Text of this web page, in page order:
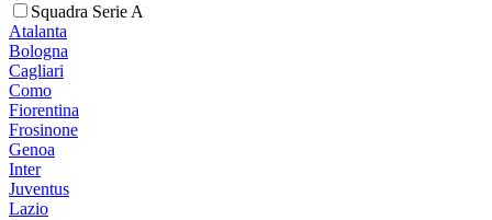
Squadra Serie A
Atalanta
Bologna
Cagliari
Como
Fiorentina
Frosinone
Genoa
Inter
Juventus
Lazio